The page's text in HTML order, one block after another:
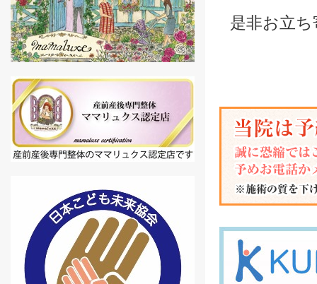
是非お立